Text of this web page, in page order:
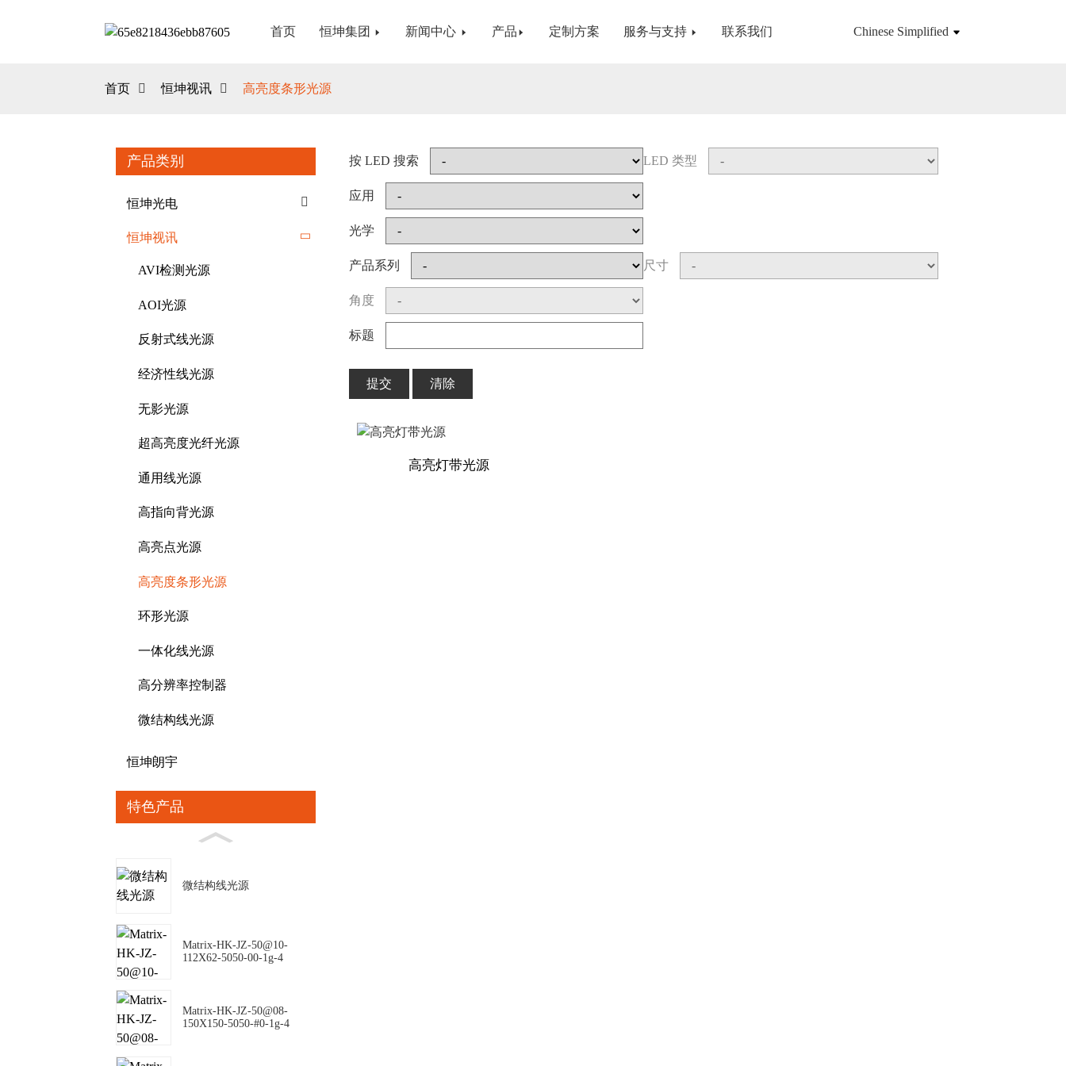
首页 恒坤集团 新闻中心 产品 定制方案 服务与支持 联系我们 Chinese Simplified
首页 恒坤视讯 高亮度条形光源
产品类别
恒坤光电
恒坤视讯
AVI检测光源
AOI光源
反射式线光源
经济性线光源
无影光源
超高亮度光纤光源
通用线光源
高指向背光源
高亮点光源
高亮度条形光源
环形光源
一体化线光源
高分辨率控制器
微结构线光源
恒坤朗宇
特色产品
微结构线光源
Matrix-HK-JZ-50@10-
112X62-5050-00-1g-4
Matrix-HK-JZ-50@08-
150X150-5050-#0-1g-4
按 LED 搜索 LED 类型
应用
光学
产品系列 尺寸
角度
标题
提交 清除
高亮灯带光源